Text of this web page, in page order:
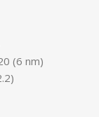
(6 nm)